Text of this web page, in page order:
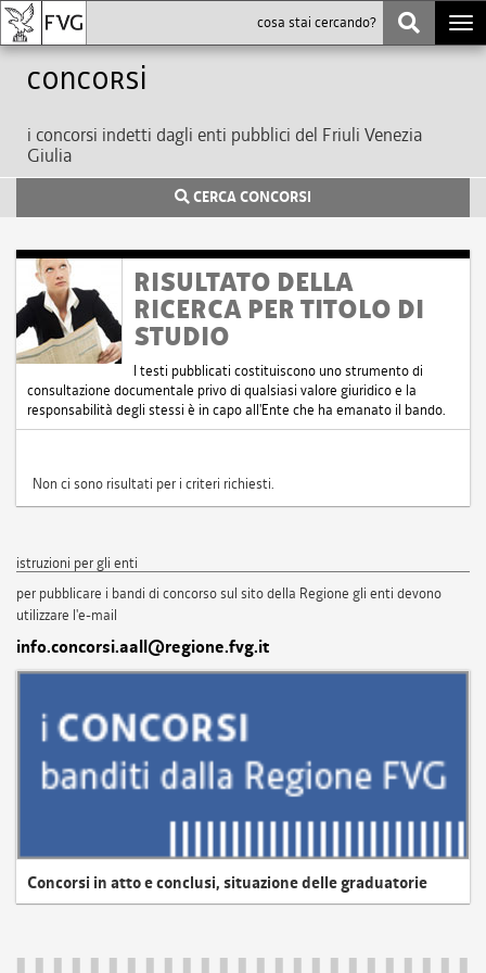
Concorsi
i concorsi indetti dagli enti pubblici del Friuli Venezia
Giulia
CERCA CONCORSI
RISULTATO DELLA
RICERCA PER TITOLO DI
STUDIO
I testi pubblicati costituiscono uno strumento di
consultazione documentale privo di qualsiasi valore giuridico e la
responsabilità degli stessi è in capo all'Ente che ha emanato il bando.
Non ci sono risultati per i criteri richiesti.
istruzioni per gli enti
per pubblicare i bandi di concorso sul sito della Regione gli enti devono
utilizzare l'e-mail
info.concorsi.aall@regione.fvg.it
Concorsi in atto e conclusi, situazione delle graduatorie